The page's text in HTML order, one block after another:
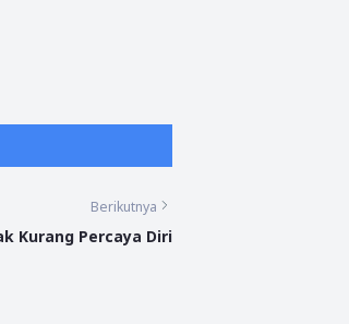
Berikutnya
Kurang Percaya Diri